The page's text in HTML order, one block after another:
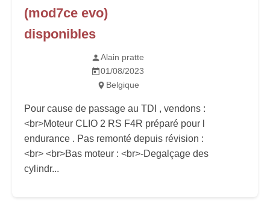
(mod7ce evo)
disponibles
Alain pratte
01/08/2023
Belgique
Pour cause de passage au TDI , vendons :
<br>Moteur CLIO 2 RS F4R préparé pour l
endurance . Pas remonté depuis révision :
<br> <br>Bas moteur : <br>-Degalçage des
cylindr...